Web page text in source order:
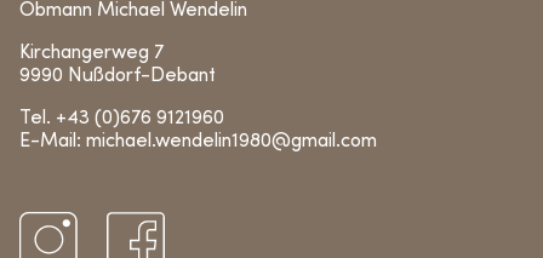
Obmann Michael Wendelin
Kirchangerweg 7
9990 Nußdorf-Debant
Tel. +43 (0)676 9121960
E-Mail: michael.wendelin1980@gmail.com